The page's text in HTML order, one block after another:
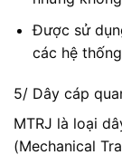
Được sử
các hệ
5/ Dây cáp
MTRJ là loại
(Mechanical